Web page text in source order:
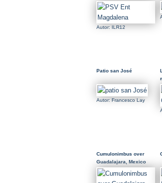
Autor: ILR12
Patio san José
Autor: Francesco Lay
Cumulonimbus over
Guadalajara, Mexico